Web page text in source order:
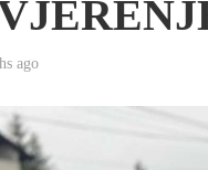
ago